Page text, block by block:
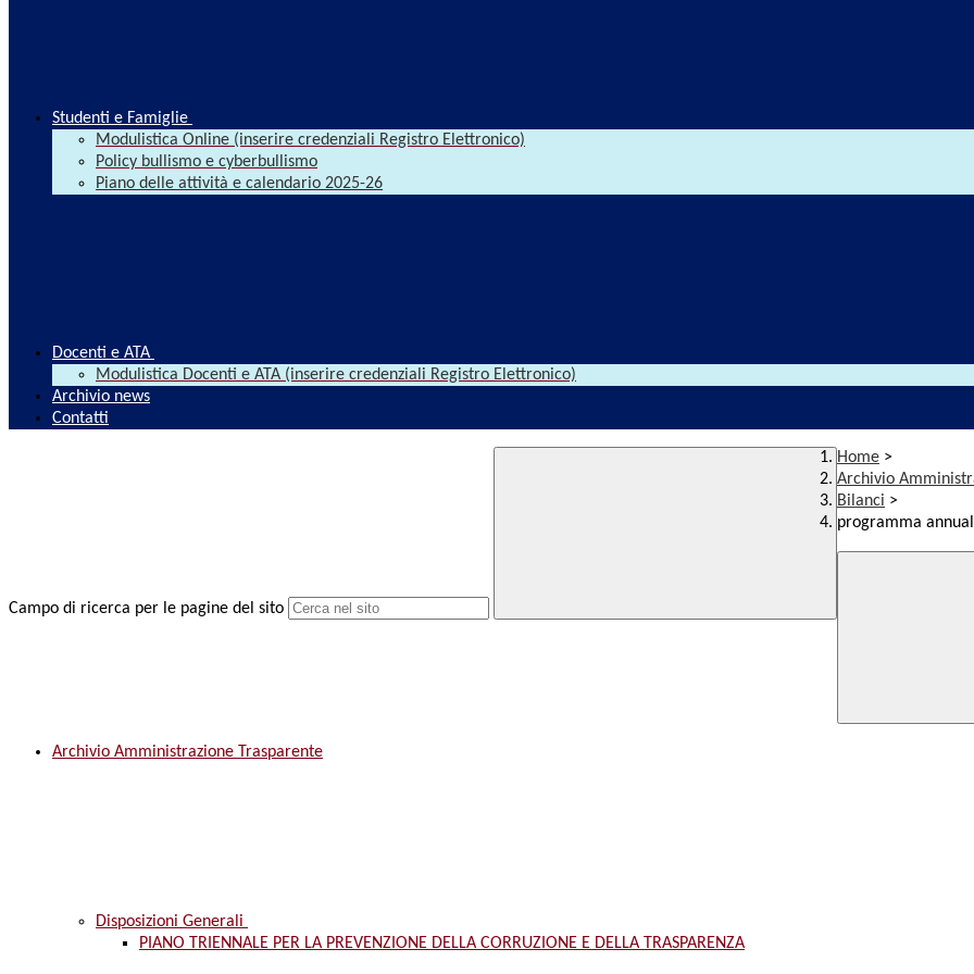
Studenti e Famiglie
Modulistica Online (inserire credenziali Registro Elettronico)
Policy bullismo e cyberbullismo
Piano delle attività e calendario 2025-26
Docenti e ATA
Modulistica Docenti e ATA (inserire credenziali Registro Elettronico)
Archivio news
Contatti
Campo di ricerca per le pagine del sito
Home >
Archivio
Bilanci >
programma
Archivio Amministrazione Trasparente
Disposizioni Generali
PIANO TRIENNALE PER LA PREVENZIONE DELLA CORRUZIONE E DELLA TRASPARENZA